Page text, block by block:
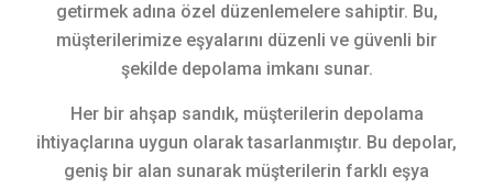
getirmek adına özel düzenlemelere sahiptir. Bu,
müşterilerimize eşyalarını düzenli ve güvenli bir
şekilde depolama imkanı sunar.
Her bir ahşap sandık, müşterilerin depolama
ihtiyaçlarına uygun olarak tasarlanmıştır. Bu depolar,
geniş bir alan sunarak müşterilerin farklı eşya